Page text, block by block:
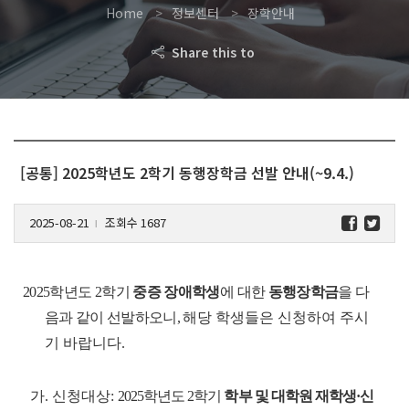
Home 정보센터 장학안내
Share this to
[공통] 2025학년도 2학기 동행장학금 선발 안내(~9.4.)
2025-08-21 l 조회수 1687
2025학년도 2학기 중증 장애학생에 대한 동행장학금을 다
음과 같이 선발하오니,해당 학생들은 신청하여 주시
기 바랍니다.
가. 신청대상: 2025학년도 2학기 학부 및 대학원 재학생·신